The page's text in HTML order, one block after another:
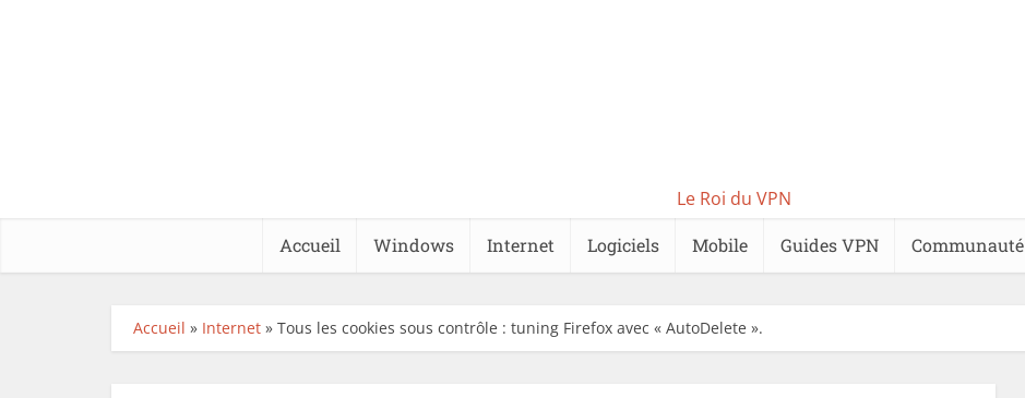
Le Roi du VPN
Accueil Windows Internet Logiciels Mobile Guides VPN Communauté
Accueil » Internet » Tous les cookies sous contrôle : tuning Firefox avec « AutoDelete ».